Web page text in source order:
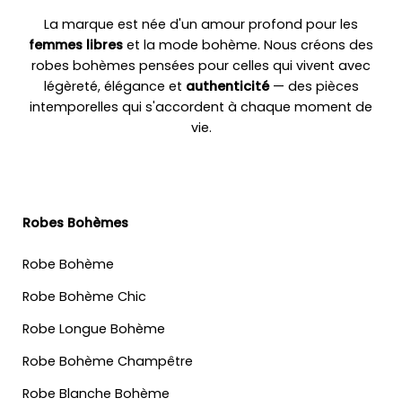
La marque est née d'un amour profond pour les
femmes libres et la mode bohème. Nous créons des
robes bohèmes pensées pour celles qui vivent avec
légèreté, élégance et authenticité— des pièces
intemporelles qui s'accordent à chaque moment de
vie.
Robes Bohèmes
Robe Bohème
Robe Bohème Chic
Robe Longue Bohème
Robe Bohème Champêtre
Robe Blanche Bohème